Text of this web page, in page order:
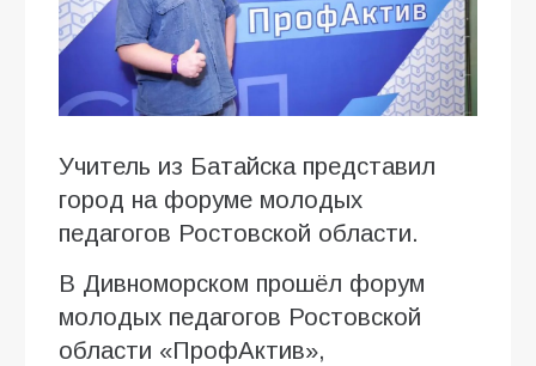
Учитель из Батайска представил
город на форуме молодых
педагогов Ростовской области.
В Дивноморском прошёл форум
молодых педагогов Ростовской
области «ПрофАктив»,